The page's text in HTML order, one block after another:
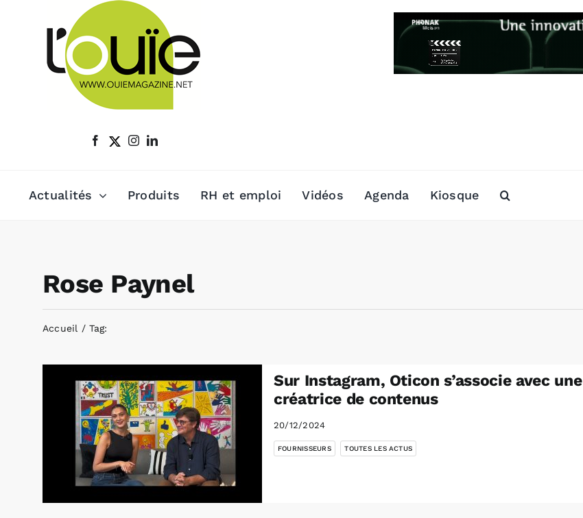
Actualités Produits RH et emploi Vidéos Agenda Kiosque
Rose Paynel
Accueil Tag:
Sur Instagram, Oticon s’associe avec une
créatrice de contenus
20/12/2024
FOURNISSEURS TOUTES LES ACTUS